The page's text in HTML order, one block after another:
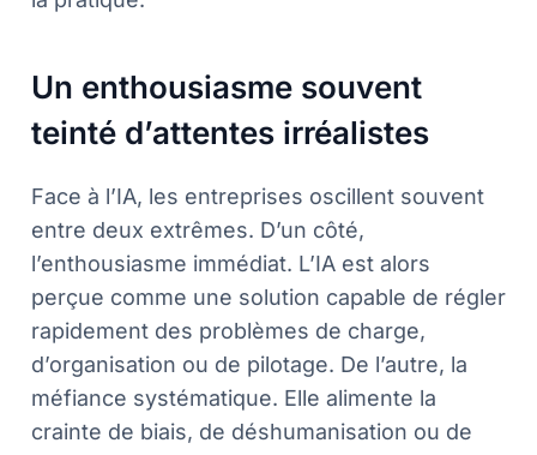
Un enthousiasme souvent
teinté d’attentes irréalistes
Face à l’IA, les entreprises oscillent souvent
entre deux extrêmes. D’un côté,
l’enthousiasme immédiat. L’IA est alors
perçue comme une solution capable de régler
rapidement des problèmes de charge,
d’organisation ou de pilotage. De l’autre, la
méfiance systématique. Elle alimente la
crainte de biais, de déshumanisation ou de